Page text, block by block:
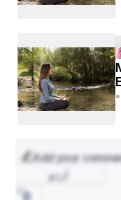
•
Add your
اردو